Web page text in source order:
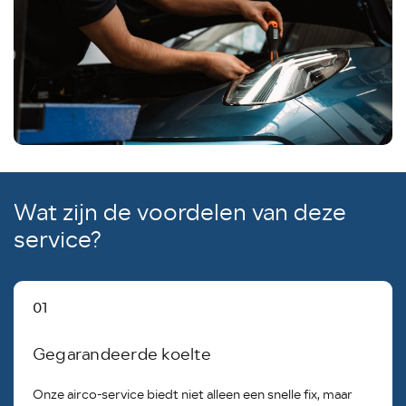
Wat zijn de voordelen van deze
service?
01
Gegarandeerde koelte
Onze airco-service biedt niet alleen een snelle fix, maar